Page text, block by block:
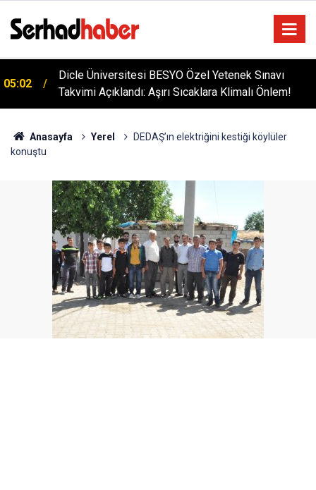
05:02
Dicle Üniversitesi BESYO Özel Yetenek Sınavı
Takvimi Açıklandı: Aşırı Sıcaklara Klimalı Önlem!
Anasayfa Yerel
DEDAŞ’ın elektriğini kestiği köylüler
konuştu